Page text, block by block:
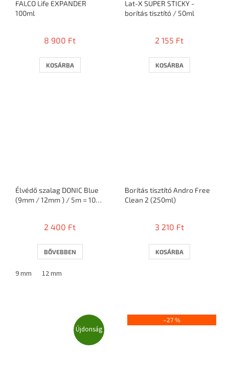
FALCO Life EXPANDER
100ml
8 900 Ft
KOSÁRBA
Lat-X SUPER STICKY -
borítás tisztító / 50ml
2 155 Ft
KOSÁRBA
Élvédő szalag DONIC Blue
(9mm / 12mm ) / 5m = 10
2 400 Ft
BŐVEBBEN
9 mm 12 mm
Borítás tisztító Andro Free
Clean 2 (250ml)
3 210 Ft
KOSÁRBA
Újdonság
–27 %